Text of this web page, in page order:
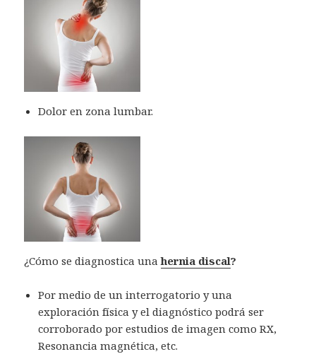
Dolor en zona lumbar.
¿Cómo se diagnostica unahernia discal?
Por medio de un interrogatorio y una
exploración física y el diagnóstico podrá ser
corroborado por estudios de imagen como RX,
Resonancia magnética, etc.